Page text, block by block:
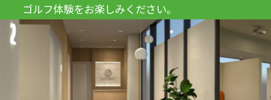
ゴルフ体験をお楽しみください。